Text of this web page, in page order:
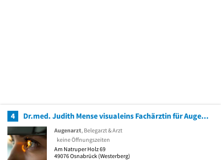
4 Dr.med. Judith Mense visualeins Fachärztin für Augenheilkunde
Augenarzt, Belegarzt & Arzt
keine Öffnungszeiten
Am Natruper Holz 69
49076Osnabrück (Westerberg)